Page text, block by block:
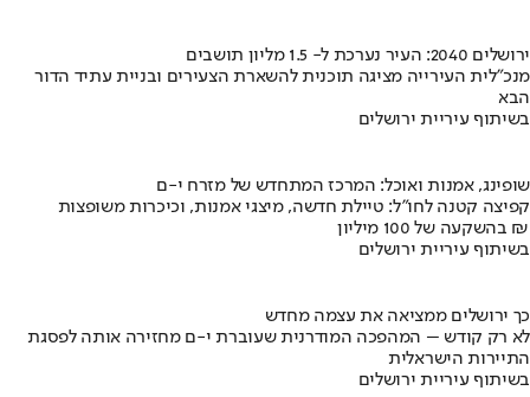
ירושלים 2040: העיר נערכת ל- 1.5 מליון תושבים
מנכ"לית העירייה מציגה תוכנית להשארת הצעירים ובניית עתיד הדור
הבא
בשיתוף עיריית ירושלים
שופינג, אמנות ואוכל: המרכז המתחדש של מזרח י-ם
קפיצה קטנה לחו"ל: טיילת חדשה, מיצגי אמנות, וכיכרות משופצות
בהשקעה של 100 מיליון ₪
בשיתוף עיריית ירושלים
כך ירושלים ממציאה את עצמה מחדש
לא רק קודש – המהפכה המודרנית שעוברת י-ם מחזירה אותה לפסגת
התיירות הישראלית
בשיתוף עיריית ירושלים